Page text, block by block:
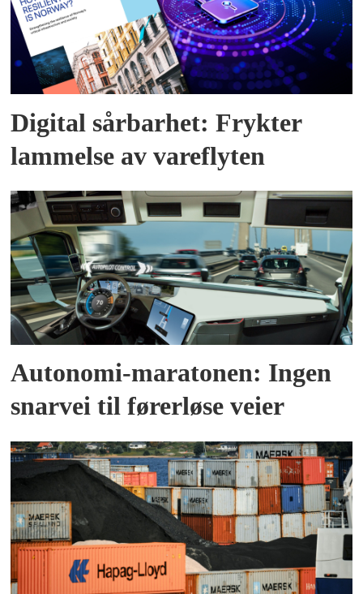
Digital sårbarhet: Frykter
lammelse av vareflyten
Autonomi-maratonen: Ingen
snarvei til førerløse veier